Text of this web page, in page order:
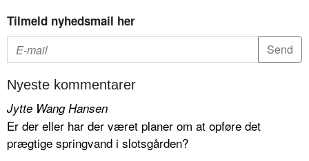
Tilmeld nyhedsmail her
Nyeste kommentarer
Jytte Wang Hansen
Er der eller har der været planer om at opføre det
prægtige springvand i slotsgården?